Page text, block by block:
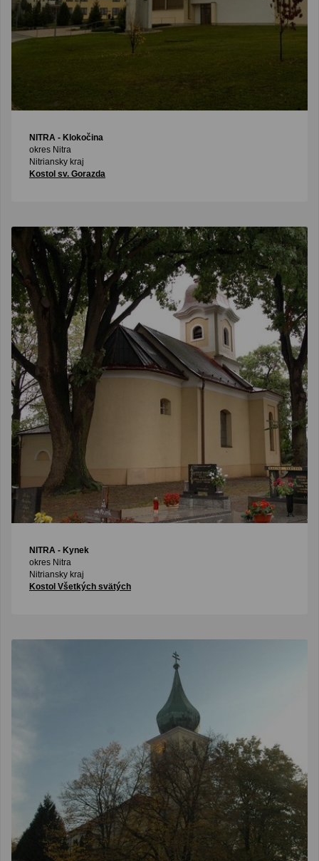
NITRA - Klokočina
okres Nitra
Nitriansky kraj
Kostol sv. Gorazda
NITRA - Kynek
okres Nitra
Nitriansky kraj
Kostol Všetkých svätých